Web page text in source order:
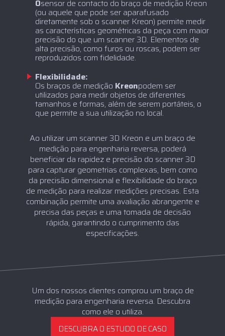
‍Osensor de contacto do braço de medição Kreon
(ou aquele que pode ser aparafusado
diretamente sob o scanner Kreon) permite medir
as características geométricas da peça com maior
precisão do que um scanner 3D. Elementos de
alta precisão, como furos ou roscas, podem ser
reproduzidos com fidelidade.
Flexibilidade:
‍Os braços de medição Kreonpodem ser
utilizados para medir objetos de diferentes
tamanhos e formas, além de serem portáteis, o
que permite a sua utilização no local.
Ao utilizar um scanner 3D Kreon e um braço de
medição para engenharia reversa, poderá
beneficiar da rapidez e precisão do scanner 3D
para capturar geometrias complexas, bem como
da precisão dimensional e flexibilidade do braço
de medição para realizar medições precisas. Esta
combinação permite uma avaliação abrangente e
precisa das peças e uma tomada de decisão
rápida, garantindo o cumprimento das
especificações.
Um dos nossos clientes comprou um braço de
medição para engenharia reversa. Descubra
como ele o utiliza.
DESCUBRA O ESTUDO DE CASO